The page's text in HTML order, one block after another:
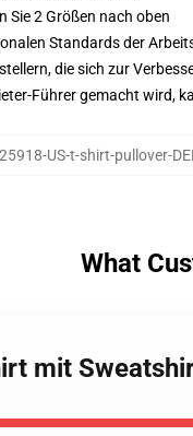
Sie 2 Größen nach oben
Standards der
die sich zur
Führer gemacht wird,
US-t-shirt-pullover-
What
mit